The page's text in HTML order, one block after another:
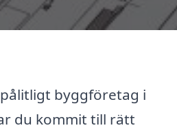
byggföretag i
du kommit till rätt